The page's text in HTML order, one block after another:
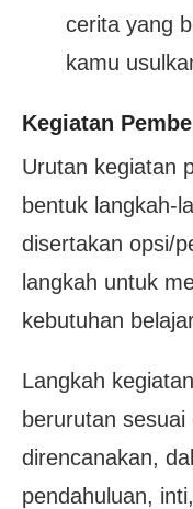
cerita yang
kamu
Kegiatan
Urutan kegiatan
bentuk langkah-
disertakan opsi/
langkah untuk
kebutuhan
Langkah
berurutan
direncanakan,
pendahuluan,